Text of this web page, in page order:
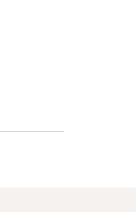
pestaña
una nueva pestaña